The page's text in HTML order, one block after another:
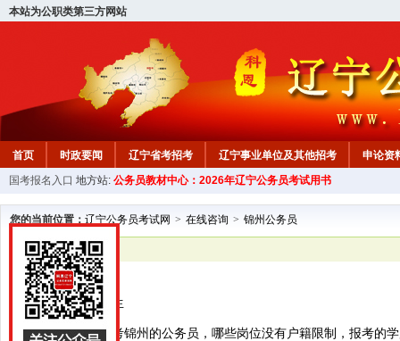
本站为公职类第三方网站
首页 时政要闻 辽宁省考招考 辽宁事业单位及其他招考 申论资
教材中心
国考报名入口 地方站: 公务员教材中心：2026年辽宁公务员考试用书
您的当前位置： 辽宁公务员考试网 > 在线咨询 > 锦州公务员
已解决
锦州公务员
辽宁省内异地考生
葫芦岛人能否报考锦州的公务员，哪些岗位没有户籍限制，报考的